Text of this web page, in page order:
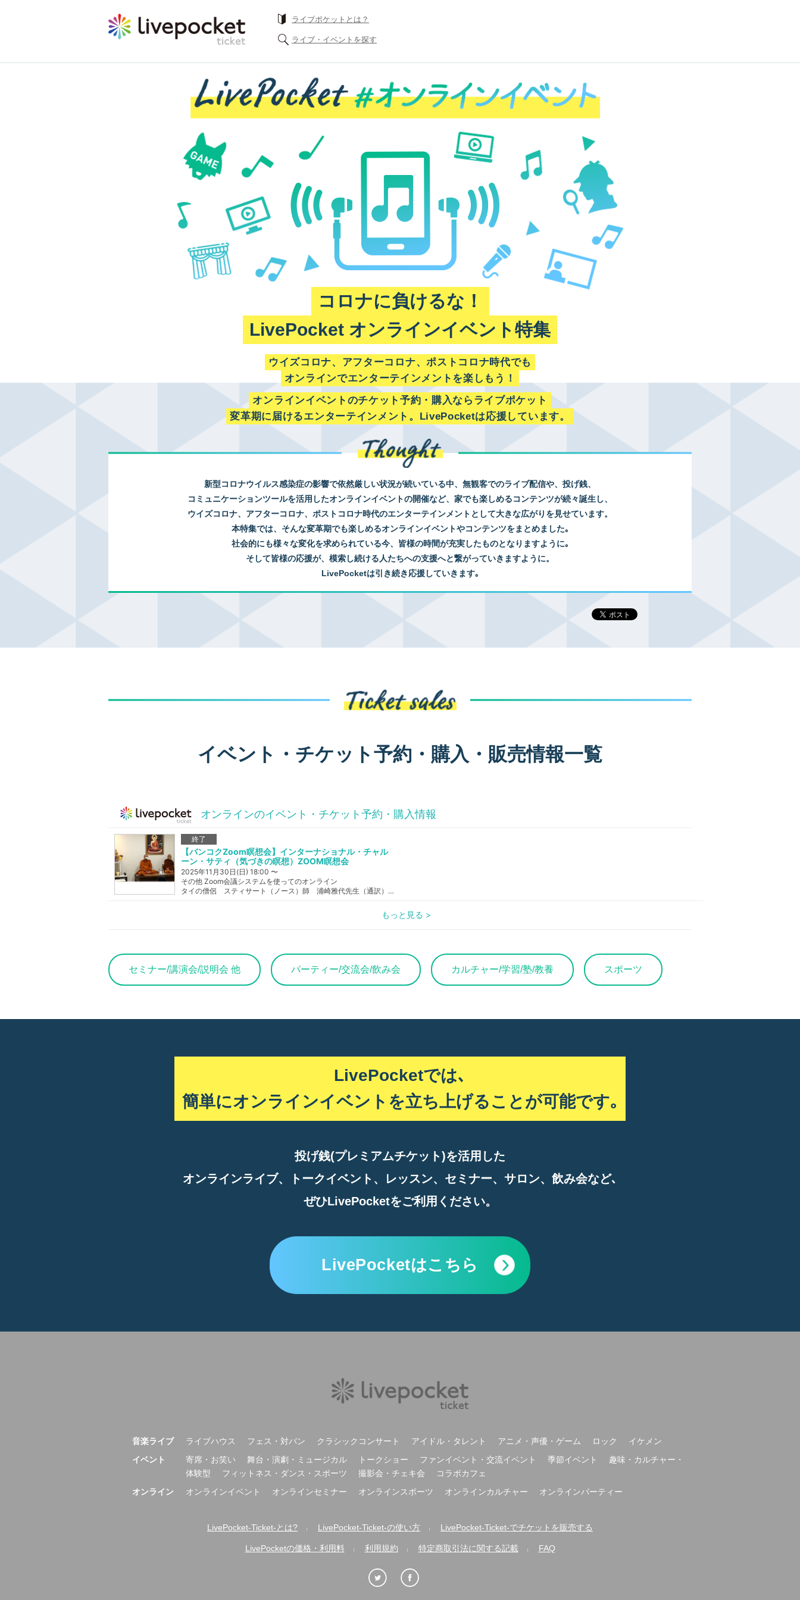
ライブポケットとは？
ライブ・イベントを探す
コロナに負けるな！
LivePocket オンラインイベント特集
ウイズコロナ、アフターコロナ、ポストコロナ時代でも
オンラインでエンターテインメントを楽しもう！
オンラインイベントのチケット予約・購入ならライブポケット
変革期に届けるエンターテインメント。LivePocketは応援しています。
新型コロナウイルス感染症の影響で依然厳しい状況が続いている中、無観客でのライブ配信や、投げ銭、
コミュニケーションツールを活用したオンラインイベントの開催など、家でも楽しめるコンテンツが続々誕生し、
ウイズコロナ、アフターコロナ、ポストコロナ時代のエンターテインメントとして大きな広がりを見せています。
本特集では、そんな変革期でも楽しめるオンラインイベントやコンテンツをまとめました｡
社会的にも様々な変化を求められている今、皆様の時間が充実したものとなりますように｡
そして皆様の応援が、模索し続ける人たちへの支援へと繋がっていきますように。
LivePocketは引き続き応援していきます｡
イベント・チケット予約・購入・販売情報一覧
オンラインのイベント・チケット予約・購入情報
【バンコクZoom瞑想会】インターナショナル・チャル
ーン・サティ（気づきの瞑想）ZOOM瞑想会
2025年11月30日(日) 18:00 〜
その他 Zoom会議システムを使ってのオンライン
タイの僧侶 スティサート（ノース）師 浦崎雅代先生（通訳）,タイの僧侶サンティポン・ケーマパンヨー師
もっと見る >
セミナー/講演会/説明会 他 パーティー/交流会/飲み会 カルチャー/学習/塾/教養 スポーツ
LivePocketでは､
簡単にオンラインイベントを立ち上げることが可能です｡
投げ銭(プレミアムチケット)を活用した
オンラインライブ、トークイベント、レッスン、 セミナー、サロン、飲み会など､
ぜひLivePocketをご利用ください。
LivePocketはこちら
音楽ライブ ライブハウス フェス・対バン クラシックコンサート アイドル・タレント アニメ・声優・ゲーム ロック
イケメン
イベント
寄席・お笑い 舞台・演劇・ミュージカル トークショー ファンイベント・交流イベント 季節イベント
趣味・カルチャー・
体験型
フィットネス・ダンス・スポーツ 撮影会・チェキ会
コラボカフェ
オンライン
オンラインイベント オンラインセミナー オンラインスポーツ オンラインカルチャー オンラインパーティー
LivePocket-Ticket-とは? | LivePocket-Ticket-の使い方 | LivePocket-Ticket-でチケットを販売する
LivePocketの価格・利用料 | 利用規約 | 特定商取引法に関する記載 | FAQ